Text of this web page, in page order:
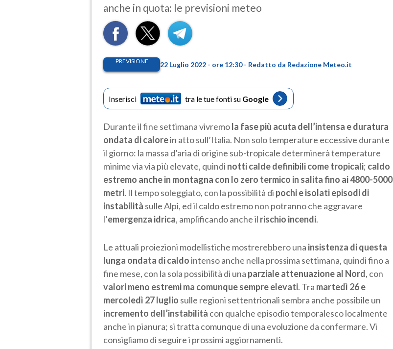
anche in quota: le previsioni meteo
PREVISIONE 22 Luglio 2022 - ore 12:30 - Redatto da Redazione Meteo.it
Inserisci tra le tue fonti su Google
Durante il fine settimana vivremola fase più acuta dell’intensa e duratura
ondata di calorein atto sull’Italia. Non solo temperature eccessive durante
il giorno: la massa d’aria di origine sub-tropicale determinerà temperature
minime via via più elevate, quindi notti calde definibili come tropicali; caldo
estremo anche in montagna con lo zero termico in salita fino ai 4800-5000
metri. Il tempo soleggiato, con la possibilità di pochi e isolati episodi di
instabilità sulle Alpi, ed il caldo estremo non potranno che aggravare
l’emergenza idrica, amplificando anche il rischio incendi.
Le attuali proiezioni modellistiche mostrerebbero una insistenza di questa
lunga ondata di caldointenso anche nella prossima settimana, quindi fino a
fine mese, con la sola possibilità di una parziale attenuazione al Nord, con
valori meno estremi ma comunque sempre elevati. Tra martedì 26 e
mercoledì 27 luglio sulle regioni settentrionali sembra anche possibile un
incremento dell’instabilità con qualche episodio temporalesco localmente
anche in pianura; si tratta comunque di una evoluzione da confermare. Vi
consigliamo di seguire i prossimi aggiornamenti.